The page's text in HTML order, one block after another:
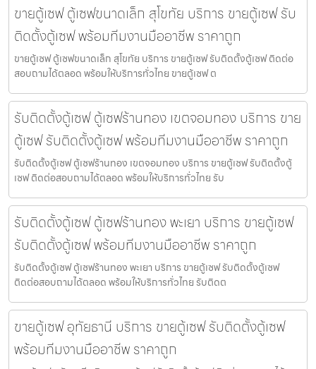
ขายตู้เซฟ ตู้เซฟขนาดเล็ก สุโขทัย บริการ ขายตู้เซฟ รับ
ติดตั้งตู้เซฟ พร้อมทีมงานมืออาชีพ ราคาถูก
ขายตู้เซฟ ตู้เซฟขนาดเล็ก สุโขทัย บริการ ขายตู้เซฟ รับติดตั้งตู้เซฟ ติดต่อ
สอบถามได้ตลอด พร้อมให้บริการทั่วไทย ขายตู้เซฟ ต
รับติดตั้งตู้เซฟ ตู้เซฟร้านทอง เขตจอมทอง บริการ ขาย
ตู้เซฟ รับติดตั้งตู้เซฟ พร้อมทีมงานมืออาชีพ ราคาถูก
รับติดตั้งตู้เซฟ ตู้เซฟร้านทอง เขตจอมทอง บริการ ขายตู้เซฟ รับติดตั้งตู้
เซฟ ติดต่อสอบถามได้ตลอด พร้อมให้บริการทั่วไทย รับ
รับติดตั้งตู้เซฟ ตู้เซฟร้านทอง พะเยา บริการ ขายตู้เซฟ
รับติดตั้งตู้เซฟ พร้อมทีมงานมืออาชีพ ราคาถูก
รับติดตั้งตู้เซฟ ตู้เซฟร้านทอง พะเยา บริการ ขายตู้เซฟ รับติดตั้งตู้เซฟ
ติดต่อสอบถามได้ตลอด พร้อมให้บริการทั่วไทย รับติดต
ขายตู้เซฟ อุทัยธานี บริการ ขายตู้เซฟ รับติดตั้งตู้เซฟ
พร้อมทีมงานมืออาชีพ ราคาถูก